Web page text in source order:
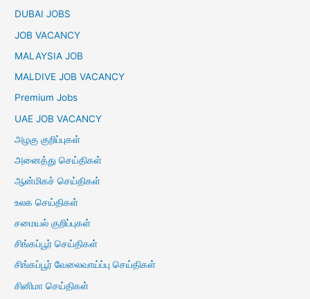
DUBAI JOBS
JOB VACANCY
MALAYSIA JOB
MALDIVE JOB VACANCY
Premium Jobs
UAE JOB VACANCY
அழகு குறிப்புகள்
அனைத்து செய்திகள்
ஆன்மிகச் செய்திகள்
உலக செய்திகள்
சமையல் குறிப்புகள்
சிங்கப்பூர் செய்திகள்
சிங்கப்பூர் வேலைவாய்ப்பு செய்திகள்
சினிமா செய்திகள்